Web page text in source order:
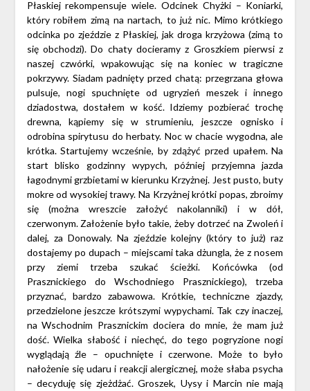
Płaskiej rekompensuje wiele. Odcinek Chyżki – Koniarki,
który robiłem zimą na nartach, to już nic. Mimo krótkiego
odcinka po zjeździe z Płaskiej, jak droga krzyżowa (zimą to
się obchodzi). Do chaty docieramy z Groszkiem pierwsi z
naszej czwórki, wpakowując się na koniec w tragiczne
pokrzywy. Siadam padnięty przed chatą: przegrzana głowa
pulsuje, nogi spuchnięte od ugryzień meszek i innego
dziadostwa, dostałem w kość. Idziemy pozbierać trochę
drewna, kąpiemy się w strumieniu, jeszcze ognisko i
odrobina spirytusu do herbaty. Noc w chacie wygodna, ale
krótka. Startujemy wcześnie, by zdążyć przed upałem. Na
start blisko godzinny wypych, później przyjemna jazda
łagodnymi grzbietami w kierunku Krzyżnej. Jest pusto, buty
mokre od wysokiej trawy. Na Krzyżnej krótki popas, zbroimy
się (można wreszcie założyć nakolanniki) i w dół,
czerwonym. Założenie było takie, żeby dotrzeć na Zwoleń i
dalej, za Donowaly. Na zjeździe kolejny (który to już) raz
dostajemy po dupach – miejscami taka dżungla, że z nosem
przy ziemi trzeba szukać ścieżki. Końcówka (od
Prasznickiego do Wschodniego Prasznickiego), trzeba
przyznać, bardzo zabawowa. Krótkie, techniczne zjazdy,
przedzielone jeszcze krótszymi wypychami. Tak czy inaczej,
na Wschodnim Prasznickim dociera do mnie, że mam już
dość. Wielka słabość i niechęć, do tego pogryzione nogi
wyglądają źle – opuchnięte i czerwone. Może to było
nałożenie się udaru i reakcji alergicznej, może słaba psycha
– decyduję się zjeżdżać. Groszek, Uysy i Marcin nie mają